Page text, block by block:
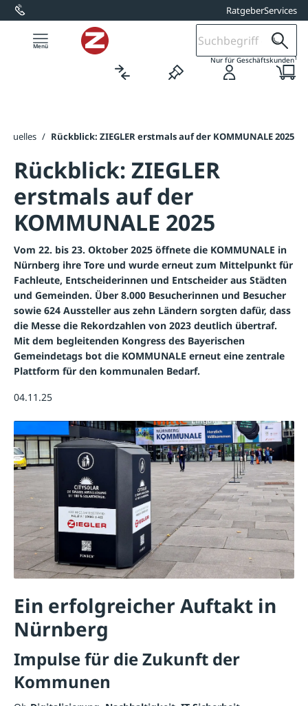
springen RatgeberServices
Nur für Geschäftskunden1
Aktuelles / Rückblick: ZIEGLER erstmals auf der KOMMUNALE 2025
Rückblick: ZIEGLER
erstmals auf der
KOMMUNALE 2025
Vom 22. bis 23. Oktober 2025 öffnete die KOMMUNALE in
Nürnberg ihre Tore und wurde erneut zum Mittelpunkt für
Fachleute, Entscheiderinnen und Entscheider aus Städten
und Gemeinden. Über 8.000 Besucherinnen und Besucher
sowie 624 Aussteller aus zehn Ländern sorgten dafür, dass
die Messe die Rekordzahlen von 2023 deutlich übertraf.
Mit dem begleitenden Kongress des Bayerischen
Gemeindetags bot die KOMMUNALE erneut eine zentrale
Plattform für den kommunalen Bedarf.
04.11.25
Ein erfolgreicher Auftakt in
Nürnberg
Impulse für die Zukunft der
Kommunen